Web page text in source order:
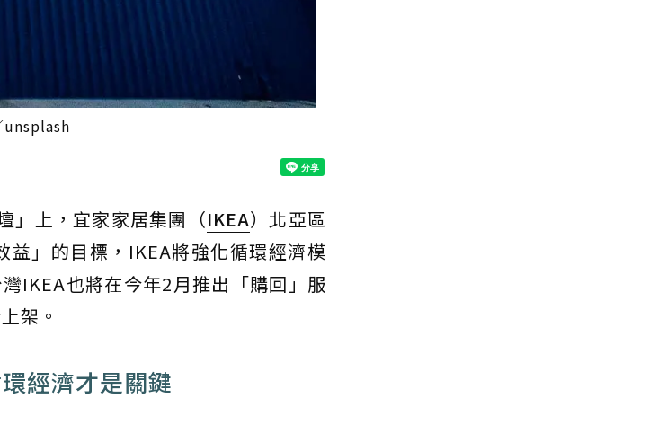
unsplash
」上，宜家家居集團（IKEA）北亞區
」的目標，IKEA將強化循環經濟模
IKEA也將在今年2月推出「購回」服
架。
經濟才是關鍵